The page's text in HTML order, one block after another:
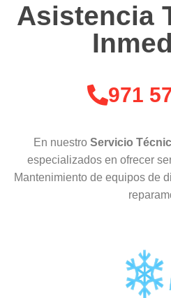
Asistencia
971
En nuestro Servicio
especializados en ofrecer
Mantenimiento de equipos de